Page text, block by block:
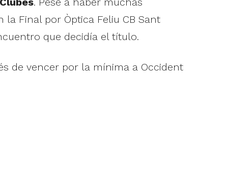
Final por Òptica Feliu CB Sant
que decidía el título.
de vencer por la mínima a Occident